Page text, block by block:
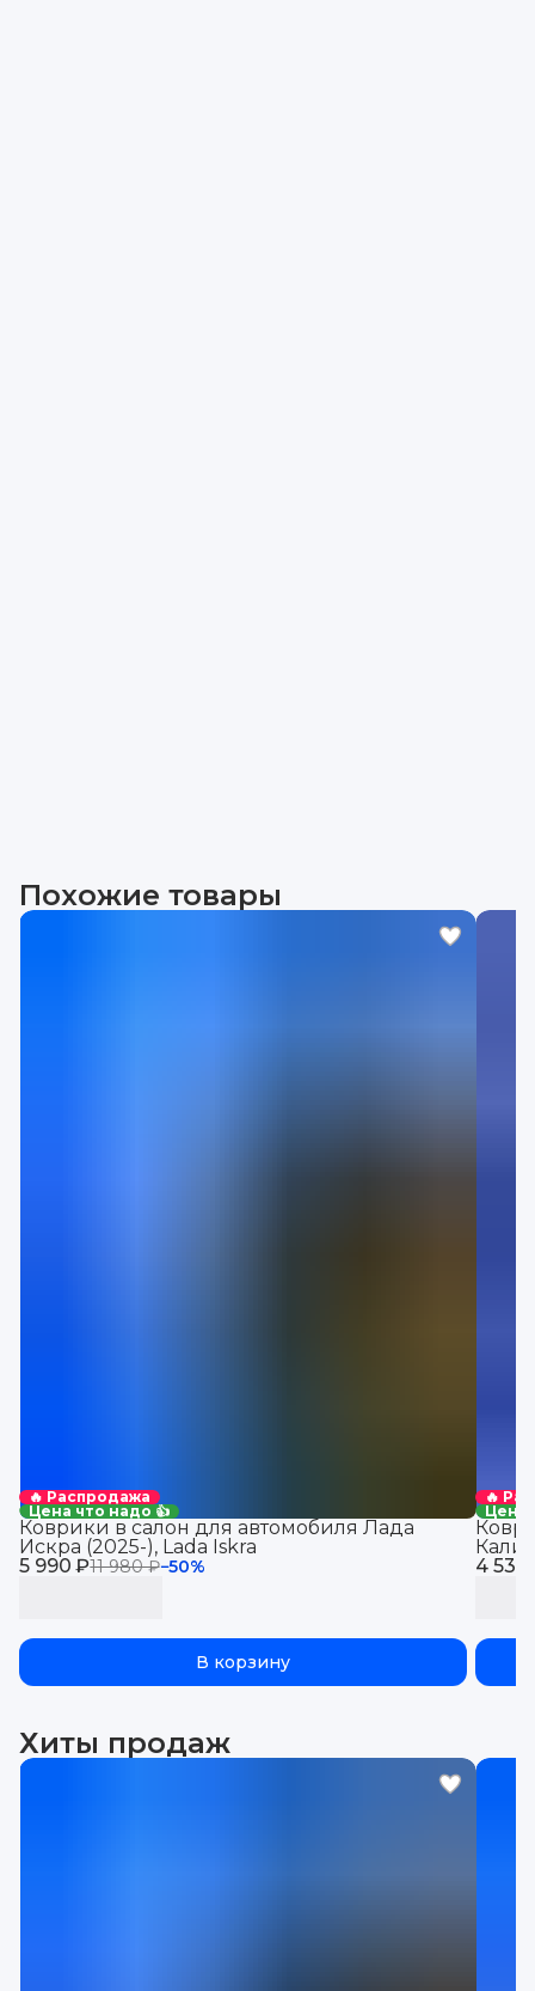
Похожие товары
🔥 Распродажа
Цена что надо 👍
5 990 ₽11 980 ₽−50%
Коврики в салон для автомобиля Лада
Искра (2025-), Lada Iskra
В корзину
🔥
Цена
4 530
Хиты продаж